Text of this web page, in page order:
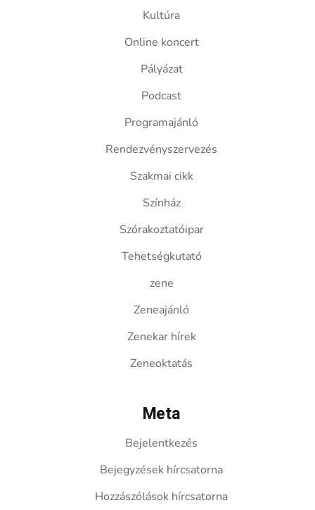
Kultúra
Online koncert
Pályázat
Podcast
Programajánló
Rendezvényszervezés
Szakmai cikk
Színház
Szórakoztatóipar
Tehetségkutató
zene
Zeneajánló
Zenekar hírek
Zeneoktatás
Meta
Bejelentkezés
Bejegyzések hírcsatorna
Hozzászólások hírcsatorna